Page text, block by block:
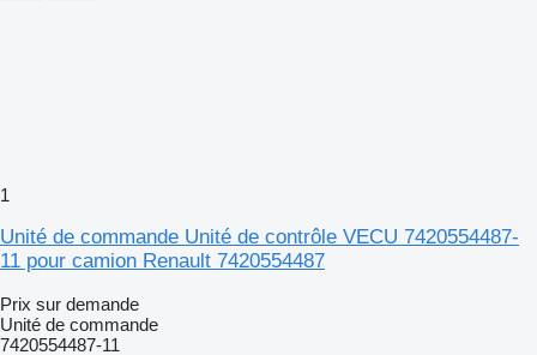
1
Unité de commande Unité de contrôle VECU 7420554487-
11 pour camion Renault 7420554487
Prix sur demande
Unité de commande
7420554487-11